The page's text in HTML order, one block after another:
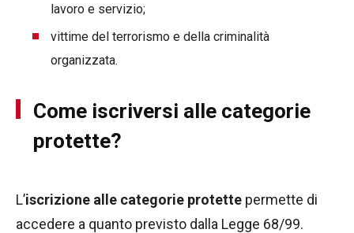
lavoro e servizio;
vittime del terrorismo e della criminalità
organizzata.
Come iscriversi alle categorie
protette?
L’iscrizione alle categorie protette permette di
accedere a quanto previsto dalla Legge 68/99.